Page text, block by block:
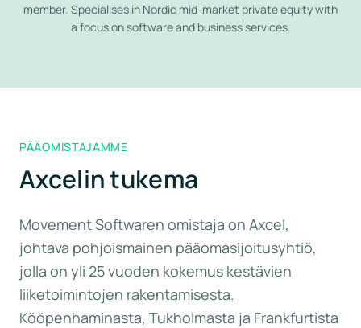
member. Specialises in Nordic mid-market private equity with
a focus on software and business services.
PÄÄOMISTAJAMME
Axcelin tukema
Movement Softwaren omistaja on Axcel,
johtava pohjoismainen pääomasijoitusyhtiö,
jolla on yli 25 vuoden kokemus kestävien
liiketoimintojen rakentamisesta.
Kööpenhaminasta, Tukholmasta ja Frankfurtista